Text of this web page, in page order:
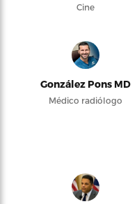
Cine
González Pons MD
Médico radiólogo